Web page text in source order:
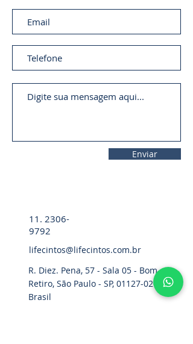
Enviar
11. 2306-
9792
lifecintos@lifecintos.com.br
R. Diez. Pena, 57 - Sala 05 - Bom
Retiro, São Paulo - SP, 01127-020
Brasil